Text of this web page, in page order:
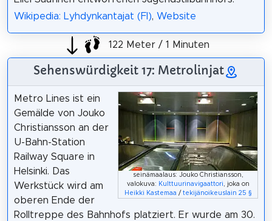
Wikipedia: Lyhdynkantajat (FI), Website
122 Meter / 1 Minuten
Sehenswürdigkeit 17: Metrolinjat
seinämaalaus: Jouko Christiansson,
valokuva: Kulttuurinavigaattori , joka on
Heikki Kastemaa / tekijänoikeuslain 25 §
Metro Lines ist ein
Gemälde von Jouko
Christiansson an der
U-Bahn-Station
Railway Square in
Helsinki. Das
Werkstück wird am
oberen Ende der
Rolltreppe des Bahnhofs platziert. Er wurde am 30.